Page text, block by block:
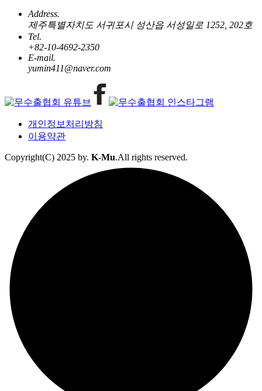
Address.
제주특별자치도 서귀포시 성산읍 서성일로 1252, 202호
Tel.
+82-10-4692-2350
E-mail.
yumin411@naver.com
개인정보처리방침
이용약관
Copyright(C) 2025 by. K-Mu.All rights reserved.